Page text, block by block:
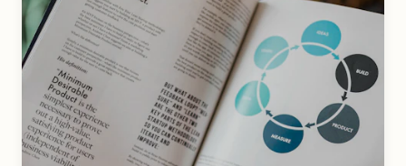
Local Commercial
EXPLORER LA COLLECTION